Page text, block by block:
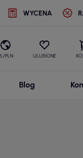
WYCENA
PLN ULUBIONE
Blog